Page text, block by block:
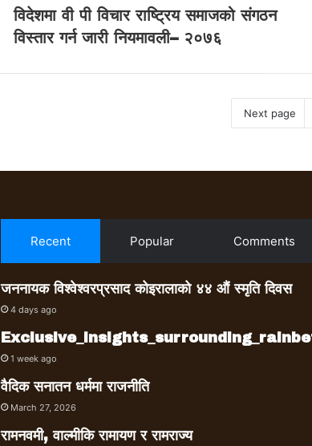
विदेशमा वी पी विचार राष्ट्रिय समाजको संगठन
विस्तार गर्न जारी नियमावली– २०७६
Next page
Recent Popular Comments
जननायक विश्वेश्वरप्रसाद कोइरालाको ४४ औं स्मृति दिवस
4 days ago
1 week ago
वैदिक सनातन धर्ममा राजनीति
March 27, 2026
रामनवमी, वाल्मीकि रामायण र रामराज्य